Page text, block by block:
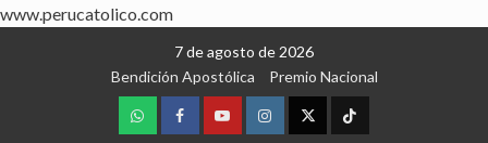
www.perucatolico.com
7 de agosto de 2026
Bendición Apostólica
Premio Nacional
WhatsAppFacebookYoutubeInstagram
X TikTok